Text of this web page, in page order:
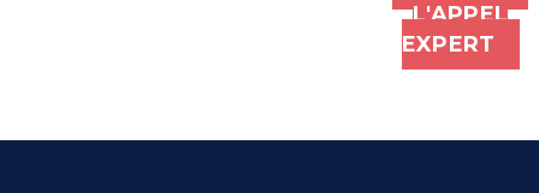
L'APPEL
EXPERT